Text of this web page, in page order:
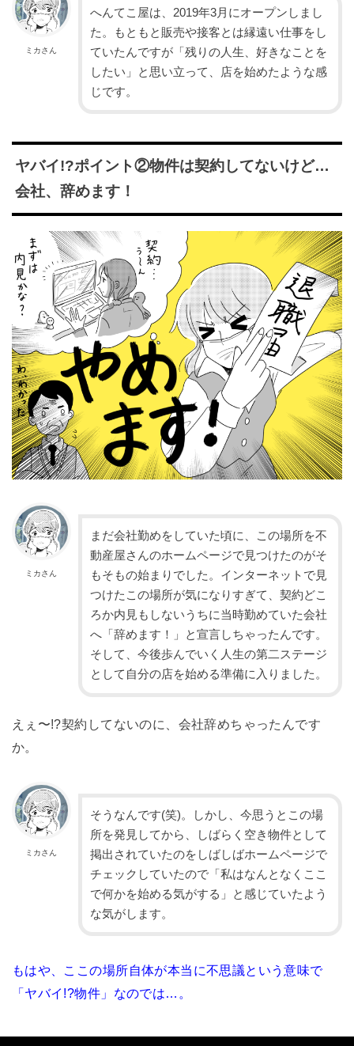
ミカさん
へんてこ屋は、2019年3月にオープンしまし
た。もともと販売や接客とは縁遠い仕事をし
ていたんですが「残りの人生、好きなことを
したい」と思い立って、店を始めたような感
じです。
ヤバイ!?ポイント②物件は契約してないけど…
会社、辞めます！
ミカさん
まだ会社勤めをしていた頃に、この場所を不
動産屋さんのホームページで見つけたのがそ
もそもの始まりでした。インターネットで見
つけたこの場所が気になりすぎて、契約どこ
ろか内見もしないうちに当時勤めていた会社
へ「辞めます！」と宣言しちゃったんです。
そして、今後歩んでいく人生の第二ステージ
として自分の店を始める準備に入りました。
えぇ〜!?契約してないのに、会社辞めちゃったんです
か。
ミカさん
そうなんです(笑)。しかし、今思うとこの場
所を発見してから、しばらく空き物件として
掲出 されていたのをしばしばホームページで
チェックしていたので「私はなんとなくここ
で何かを始める気がする」と感じていたよう
な気がします。
もはや、ここの場所自体が本当に不思議という意味で
「ヤバイ!?物件」なのでは…。